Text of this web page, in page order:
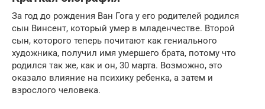
За год до рождения Ван Гога у его родителей родился
сын Винсент, который умер в младенчестве. Второй
сын, которого теперь почитают как гениального
художника, получил имя умершего брата, потому что
родился так же, как и он, 30 марта. Возможно, это
оказало влияние на психику ребенка, а затем и
взрослого человека.